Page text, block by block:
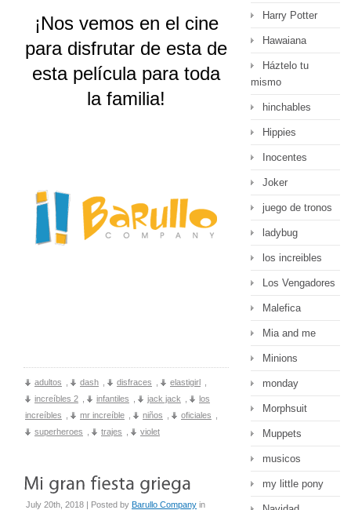
¡Nos vemos en el cine
para disfrutar de esta de
esta película para toda
la familia!
adultos dash disfraces elastigirl
increíbles 2
infantiles jack jack
los
increíbles
mr increíble niños oficiales
superheroes
trajes violet
July 20th, 2018 | Posted by Barullo Company in
Harry Potter
Hawaiana
Háztelo tu
mismo
hinchables
Hippies
Inocentes
Joker
juego de tronos
ladybug
los increibles
Los Vengadores
Malefica
Mia and me
Minions
monday
Morphsuit
Muppets
musicos
my little pony